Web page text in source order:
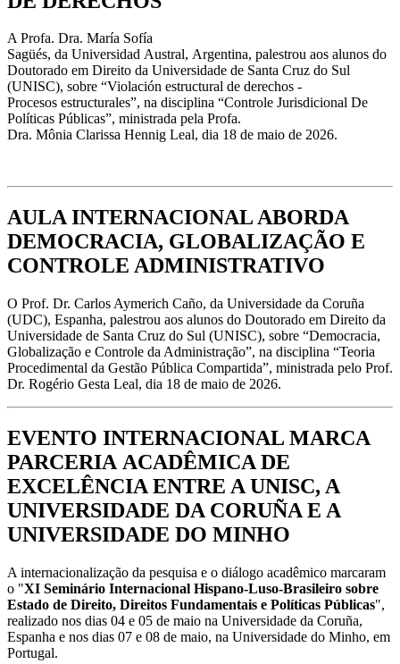
A Profa. Dra. María Sofía
Sagüés, da Universidad Austral, Argentina, palestrou aos alunos do
Doutorado em Direito da Universidade de Santa Cruz do Sul
(UNISC), sobre “Violación estructural de derechos -
Procesos estructurales”, na disciplina “Controle Jurisdicional De
Políticas Públicas”, ministrada pela Profa.
Dra. Mônia Clarissa Hennig Leal, dia 18 de maio de 2026.
AULA INTERNACIONAL ABORDA
DEMOCRACIA, GLOBALIZAÇÃO E
CONTROLE ADMINISTRATIVO
O Prof. Dr. Carlos Aymerich Caño, da Universidade da Coruña
(UDC), Espanha, palestrou aos alunos do Doutorado em Direito da
Universidade de Santa Cruz do Sul (UNISC), sobre “Democracia,
Globalização e Controle da Administração”, na disciplina “Teoria
Procedimental da Gestão Pública Compartida”, ministrada pelo Prof.
Dr. Rogério Gesta Leal, dia 18 de maio de 2026.
EVENTO INTERNACIONAL MARCA
PARCERIA ACADÊMICA DE
EXCELÊNCIA ENTRE A UNISC, A
UNIVERSIDADE DA CORUÑA E A
UNIVERSIDADE DO MINHO
A internacionalização da pesquisa e o diálogo acadêmico marcaram
o "XI Seminário Internacional Hispano-Luso-Brasileiro sobre
Estado de Direito, Direitos Fundamentais e Políticas Públicas",
realizado nos dias 04 e 05 de maio na Universidade da Coruña,
Espanha e nos dias 07 e 08 de maio, na Universidade do Minho, em
Portugal.